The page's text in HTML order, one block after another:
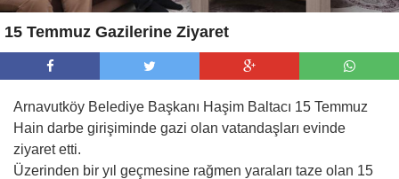
15 Temmuz Gazilerine Ziyaret
Arnavutköy Belediye Başkanı Haşim Baltacı 15 Temmuz
Hain darbe girişiminde gazi olan vatandaşları evinde
ziyaret etti.
Üzerinden bir yıl geçmesine rağmen yaraları taze olan 15